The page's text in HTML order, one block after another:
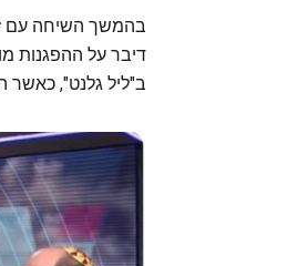
בהמשך השיחה עם
דיבר על ההפגנות
ב"ליל גלנט", כאשר